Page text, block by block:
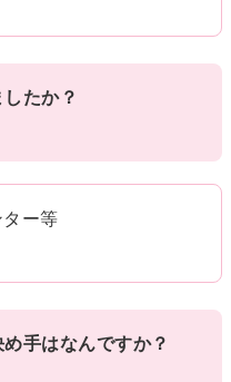
たか？
ー等
手はなんですか？